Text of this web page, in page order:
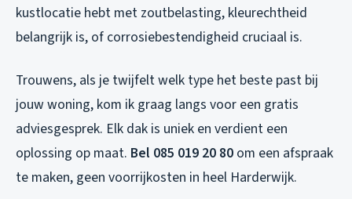
kustlocatie hebt met zoutbelasting, kleurechtheid
belangrijk is, of corrosiebestendigheid cruciaal is.
Trouwens, als je twijfelt welk type het beste past bij
jouw woning, kom ik graag langs voor een gratis
adviesgesprek. Elk dak is uniek en verdient een
oplossing op maat. Bel 085 019 20 80 om een afspraak
te maken, geen voorrijkosten in heel Harderwijk.